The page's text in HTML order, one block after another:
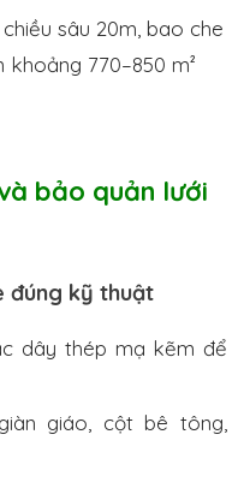
sâu 20m, bao che
770–850 m²
bảo quản lưới
đúng kỹ thuật
dây thép mạ kẽm để
giáo, cột bê tông,